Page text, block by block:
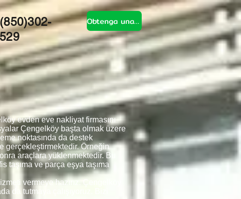
Obtenga una cotización
evden eve nakliyat firmasını
Çengelköy başta olmak üzere
noktasında da destek
gerçekleştirmektedir. Örneğin
araçlara yüklenmektedir. Bu
taşıma ve parça eşya taşıma
vermeye hazırız. Çengelköy
da tutmaya çalışıyoruz. Bizi